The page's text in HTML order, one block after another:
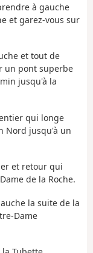
à gauche
et garez-vous sur
et tout de
un pont superbe
jusqu'à la
qui longe
Nord jusqu'à un
et retour qui
de la Roche.
la suite de la
Dame